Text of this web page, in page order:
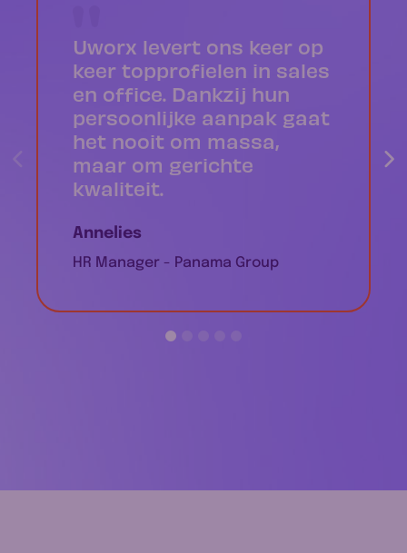
Uworx levert ons keer op
keer topprofielen in sales
en office. Dankzij hun
persoonlijke aanpak gaat
het nooit om massa,
maar om gerichte
kwaliteit.
Annelies
HR Manager - Panama Group